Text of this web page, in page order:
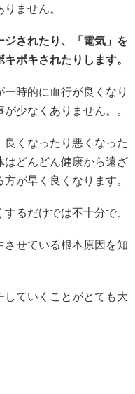
ません。
されたり、「電気」を
ボキされたりします。
時的に血行が良くなり
少なくありません。。
良くなったり悪くなった
はどんどん健康から遠ざ
が早く良くなります。
るだけでは不十分で、
せている根本原因を知
していくことがとても大